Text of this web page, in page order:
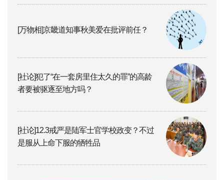
[万物相]京畿道知事秋美爱在批评前任？
[社论]犯了“在一套房里住太久的罪”的高龄
者要被驱逐至地方吗？
[社论]12.3戒严是陆军士官学校政变？不过
是服从上命下服的牺牲品